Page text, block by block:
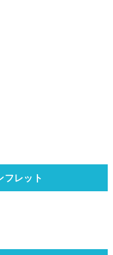
レット